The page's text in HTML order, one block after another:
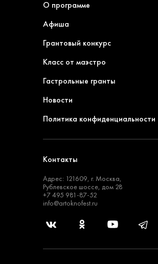
О программе
Афиша
Грантовый конкурс
Класс от маэстро
Гастрольные гранты
Новости
Политика конфиденциальности
Контакты
Адрес: 121609, г. Москва,
Рублевское шоссе, дом 28
+7 495 981-87-52
info@artoknofest.ru